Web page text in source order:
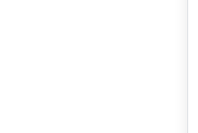
Balade à cheval de 2
Balade à cheval dans la